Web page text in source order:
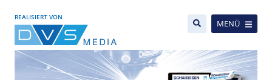
REALISIERT VON
MENÜ